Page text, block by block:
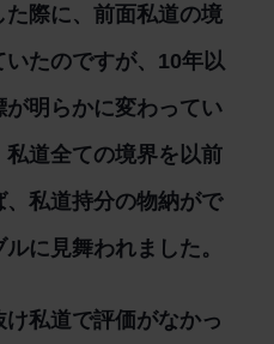
た際に、前面私道の境
たのですが、10年以
が明らかに変わってい
道全ての境界を以前
私道持分の物納がで
に見舞われました。
私道で評価がなかっ